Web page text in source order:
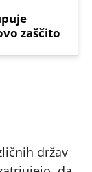
zaščito
držav